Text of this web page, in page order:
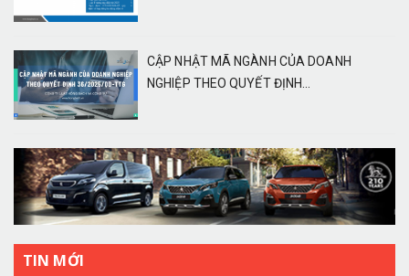
CẬP NHẬT MÃ NGÀNH CỦA DOANH
NGHIỆP THEO QUYẾT ĐỊNH...
TIN MỚI